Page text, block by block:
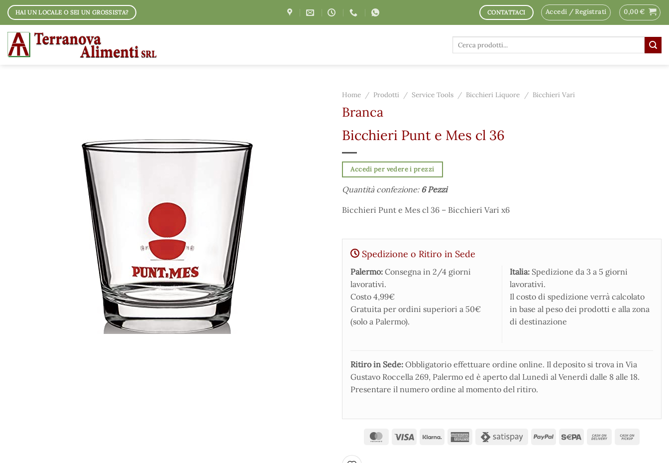
Salta
contenuti
HAI UN LOCALE O SEI UN GROSSISTA? CONTATTACI Accedi / Registrati 0,00€
Cerca:
Home / Prodotti / Service Tools / Bicchieri Liquore / Bicchieri Vari
Branca
Bicchieri Punt e Mes cl 36
Accedi per vedere i prezzi
Quantità confezione: 6 Pezzi
Bicchieri Punt e Mes cl 36 – Bicchieri Vari x6
Spedizione o Ritiro in Sede
Palermo: Consegna in 2/4 giorni
lavorativi.
Costo 4,99€
Gratuita per ordini superiori a 50€
(solo a Palermo).
Italia: Spedizione da 3 a 5 giorni
lavorativi.
Il costo di spedizione verrà calcolato
in base al peso dei prodotti e alla zona
di destinazione
Ritiro in Sede: Obbligatorio effettuare ordine online. Il deposito si trova in Via
Gustavo Roccella 269, Palermo ed è aperto dal Lunedì al Venerdì dalle 8 alle 18.
Presentare il numero ordine al momento del ritiro.